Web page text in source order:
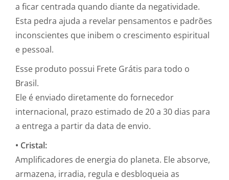
a ficar centrada quando diante da negatividade.
Esta pedra ajuda a revelar pensamentos e padrões
inconscientes que inibem o crescimento espiritual
e pessoal.
Esse produto possui Frete Grátis para todo o
Brasil.
Ele é enviado diretamente do fornecedor
internacional, prazo estimado de 20 a 30 dias para
a entrega a partir da data de envio.
• Cristal:
Amplificadores de energia do planeta. Ele absorve,
armazena, irradia, regula e desbloqueia as